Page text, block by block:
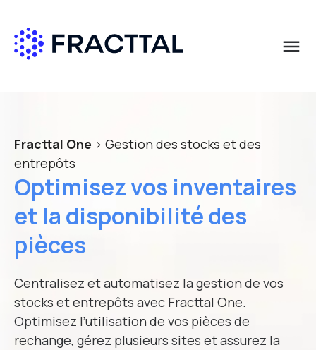
menu
Fracttal One > Gestion des stocks et des
entrepôts
Optimisez vos inventaires
et la disponibilité des
pièces
Centralisez et automatisez la gestion de vos
stocks et entrepôts avec Fracttal One.
Optimisez l’utilisation de vos pièces de
rechange, gérez plusieurs sites et assurez la
Nom *
E-mail professionnel
Pays*